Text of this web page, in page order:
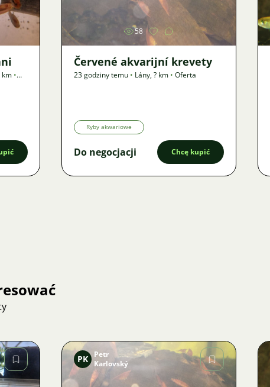
km •
58
Červené akvarijní krevety
23 godziny temu • Lány,? km • Oferta
Ryby akwariowe
Do negocjacji Chcę kupić
PK
Petr
Karlovský